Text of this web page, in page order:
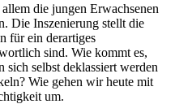
die jungen Erwachsenen
Die Inszenierung stellt die
für ein derartiges
sind. Wie kommt es,
sich selbst deklassiert werden
Wie gehen wir heute mit
um.